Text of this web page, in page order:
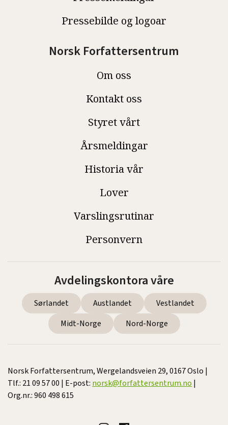
Pressebilde og logoar
Norsk Forfattersentrum
Om oss
Kontakt oss
Styret vårt
Årsmeldingar
Historia vår
Lover
Varslingsrutinar
Personvern
Avdelingskontora våre
Sørlandet Austlandet
Vestlandet
Midt-Norge
Nord-Norge
Norsk Forfattersentrum, Wergelandsveien 29, 0167 Oslo |
Tlf.: 21 09 57 00 | E-post: norsk@forfattersentrum.no |
Org.nr.: 960 498 615